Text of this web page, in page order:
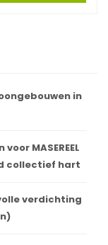
in
MASEREEL
collectief hart
verdichting